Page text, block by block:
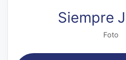
Siempre
Foto